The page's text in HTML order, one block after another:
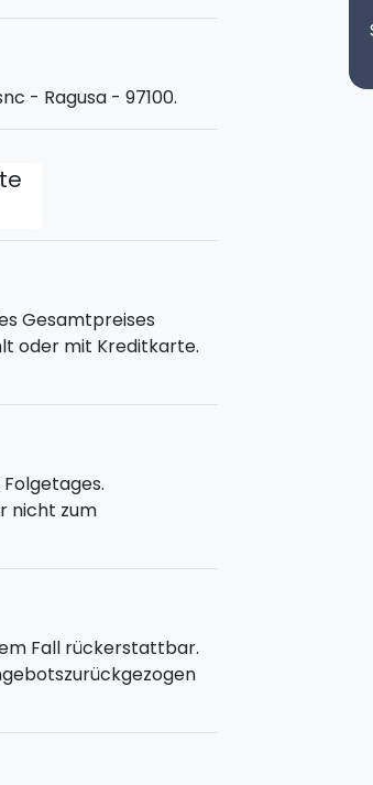
- Ragusa - 97100.
Gesamtpreises
oder mit Kreditkarte.
nicht zum
Fall rückerstattbar.